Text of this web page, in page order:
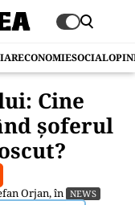
ECONOMIESOCIAL
Cine
șoferul
Orjan, în NEWS